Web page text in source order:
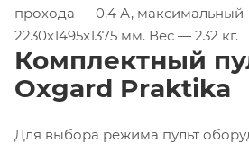
прохода — 0.4 А,
2230x1495x1375 мм. Вес — 232 кг.
Комплектный
Oxgard Praktika
Для выбора режима пульт